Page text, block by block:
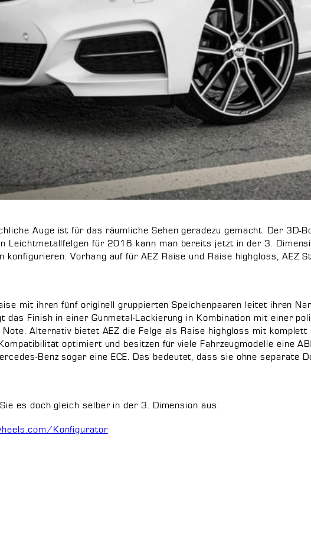
Auge ist für das räumliche Sehen geradezu gemacht: Der 3D-
Leichtmetallfelgen für 2016 kann man bereits jetzt in der 3.
konfigurieren: Vorhang auf für AEZ Raise und Raise highgloss, AEZ
mit ihren fünf originell gruppierten Speichenpaaren leitet ihren
das Finish in einer Gunmetal-Lackierung in Kombination mit einer
Note. Alternativ bietet AEZ die Felge als Raise highgloss mit
optimiert und besitzen für viele Fahrzeugmodelle eine
Benz sogar eine ECE. Das bedeutet, dass sie ohne separate
es doch gleich selber in der 3. Dimension aus:
Konfigurator